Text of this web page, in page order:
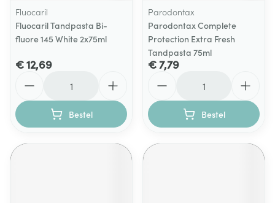
Fluocaril
Fluocaril Tandpasta Bi-
fluore 145 White 2x75ml
€ 12,69
Bestel
Parodontax
Parodontax Complete
Protection Extra Fresh
Tandpasta 75ml
€ 7,79
Bestel